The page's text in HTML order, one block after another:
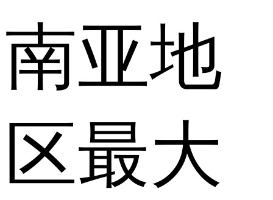
南亚地
区最大